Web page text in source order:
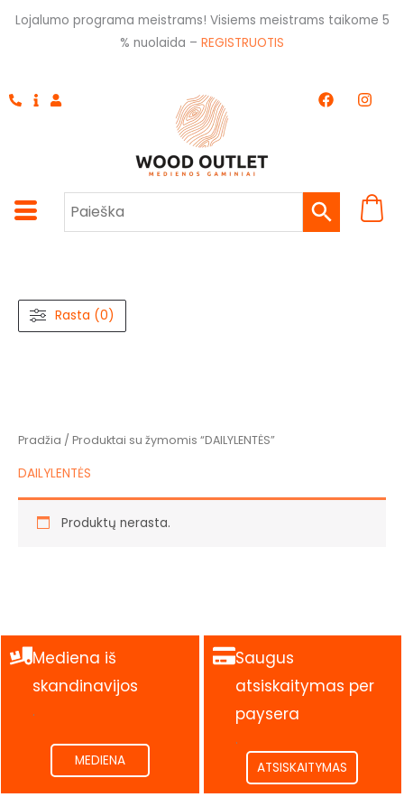
Pereiti
Lojalumo programa meistrams! Visiems meistrams taikome 5
% nuolaida – REGISTRUOTIS
F
a
k
I
n
a
m
Rasta (0)
Pradžia / Produktai su žymomis “DAILYLENTĖS”
DAILYLENTĖS
Produktų nerasta.
Mediena iš
skandinavijos
.
MEDIENA
Saugus
atsiskaitymas per
paysera
.
ATSISKAITYMAS